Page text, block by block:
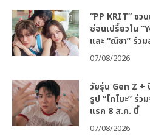
“PP KRIT” ชว
ซ่อนเปรี้ยวใน
และ “ณิชา” ร่ว
07/08/2026
วัยรุ่น Gen Z +
รูป “โทโมะ” ร่ว
แรก 8 ส.ค. นี้
07/08/2026